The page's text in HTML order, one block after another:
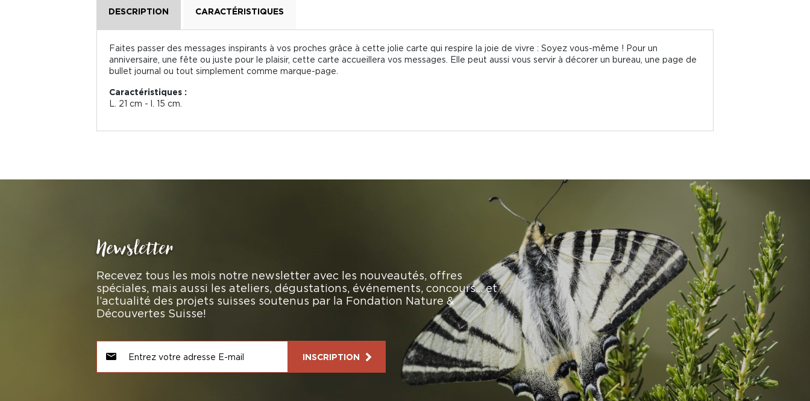
DESCRIPTION CARACTÉRISTIQUES
Faites passer des messages inspirants à vos proches grâce à cette jolie carte qui respire la joie de vivre : Soyez vous-même ! Pour un
anniversaire, une fête ou juste pour le plaisir, cette carte accueillera vos messages. Elle peut aussi vous servir à décorer un bureau, une page de
bullet journal ou tout simplement comme marque-page.
Caractéristiques :
L. 21 cm - l. 15 cm.
Newsletter
Recevez tous les mois notre newsletter avec les nouveautés, offres
spéciales, mais aussi les ateliers, dégustations, événements, concours… et
l’actualité des projets suisses soutenus par la Fondation Nature &
Découvertes Suisse!
INSCRIPTION